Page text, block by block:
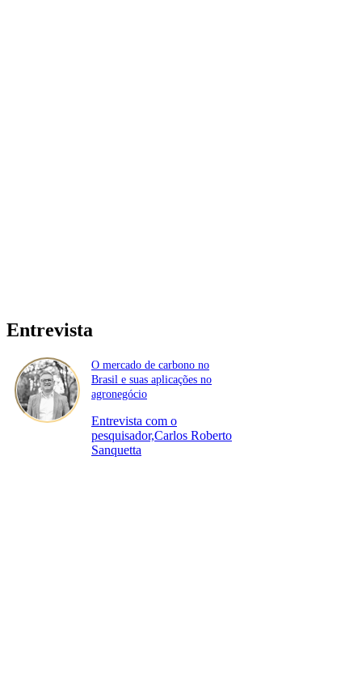
Entrevista
O mercado de carbono no
Brasil e suas aplicações no
agronegócio
Entrevista com o
pesquisador,Carlos Roberto
Sanquetta